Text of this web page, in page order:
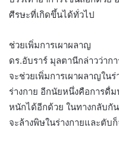
ศีรษะที่เกิดขึ้นได้ทั่วไป
ช่วยเพิ่มการเผาผลาญ
ดร.อับราร์ มุลตานีกล่าวว่าก
จะช่วยเพิ่มการเผาผลาญใน
ร่างกาย อีกนัยหนึ่งคือการดื่
หนักได้อีกด้วย ในทางกลับกั
จะล้างพิษในร่างกายและตับ